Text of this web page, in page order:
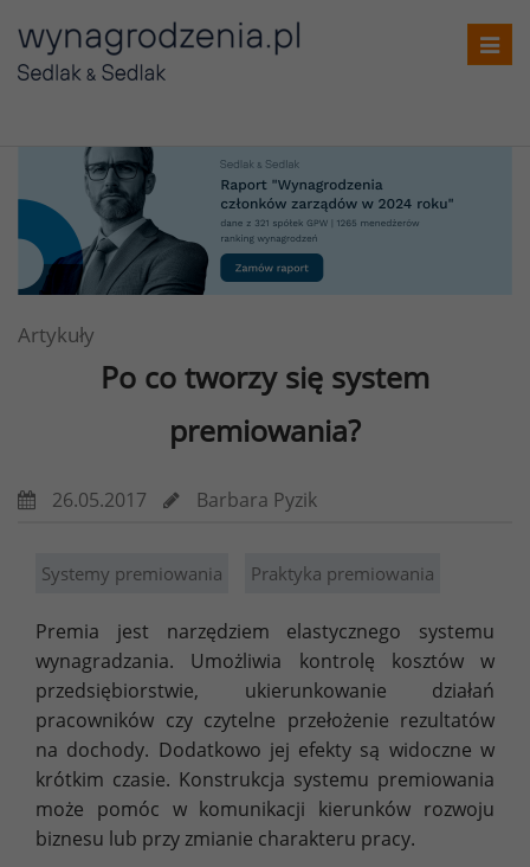
Artykuły
Po co tworzy się system
premiowania?
26.05.2017 Barbara Pyzik
Systemy premiowania Praktyka premiowania
Premia jest narzędziem elastycznego systemu
wynagradzania. Umożliwia kontrolę kosztów w
przedsiębiorstwie, ukierunkowanie działań
pracowników czy czytelne przełożenie rezultatów
na dochody. Dodatkowo jej efekty są widoczne w
krótkim czasie. Konstrukcja systemu premiowania
może pomóc w komunikacji kierunków rozwoju
biznesu lub przy zmianie charakteru pracy.